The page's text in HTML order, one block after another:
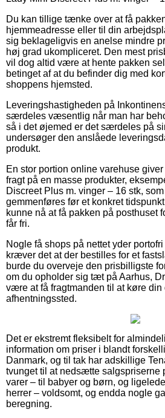
Du kan tillige tænke over at få
hjemmeadresse eller til din
sig beklageligvis en anelse mindre
høj grad ukompliceret. Den mest
vil dog altid være at hente pakken
betinget af at du befinder dig med
shoppens hjemsted.
Leveringshastigheden på
særdeles væsentlig når man har
så i det øjemed er det særdeles på
undersøger den anslåede
produkt.
En stor portion online varehuse
fragt på en masse produkter,
Discreet Plus m. vinger – 16 stk,
gemmenføres før et konkret
kunne nå at få pakken på posthuset
får fri.
Nogle få shops på nettet yder
kræver det at der bestilles for et
burde du overveje den prisbilligste
om du opholder sig tæt på Aarhus,
være at få fragtmanden til at køre din
afhentningssted.
Det er ekstremt fleksibelt for
information om priser i blandt
Danmark, og til tak har adskillige
tvunget til at nedsætte salgspriserne
varer – til babyer og børn, og
herrer – voldsomt, og endda nogle
beregning.